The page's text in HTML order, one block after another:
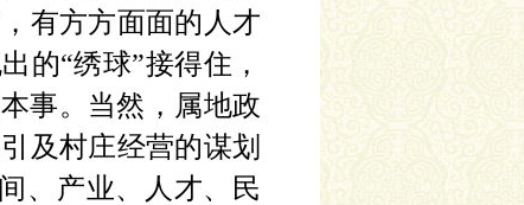
有方方面面的人才
的“绣球”接得住，
事。当然，属地政
及村庄经营的谋划
、产业、人才、民